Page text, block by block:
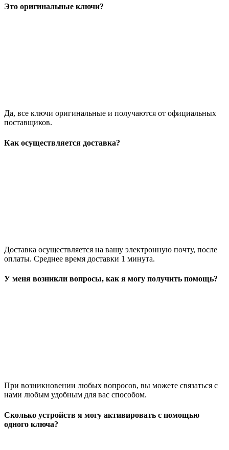
Это оригинальные ключи?
Да, все ключи оригинальные и получаются от официальных
поставщиков.
Как осуществляется доставка?
Доставка осуществляется на вашу электронную почту, после
оплаты. Среднее время доставки 1 минута.
У меня возникли вопросы, как я могу получить помощь?
При возникновении любых вопросов, вы можете связаться с
нами любым удобным для вас способом.
Сколько устройств я могу активировать с помощью
одного ключа?